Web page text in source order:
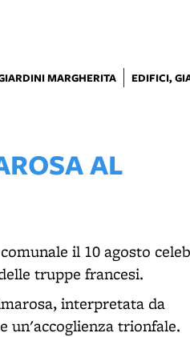
MARGHERITA EDIFICI,
AL
il 10 agosto
truppe francesi.
interpretata da
un'accoglienza trionfale.